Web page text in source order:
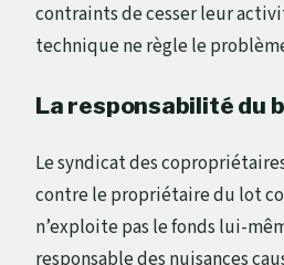
contraints de cesser leur
technique ne règle le
La responsabilité du
Le syndicat des
contre le propriétaire du lot
n’exploite pas le fonds lui-
responsable des nuisances